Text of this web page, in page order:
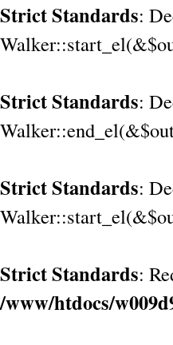
Strict Standards:
Strict Standards:
Strict Standards:
Strict Standards:
/www/htdocs/